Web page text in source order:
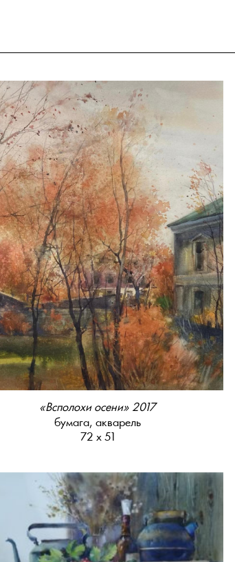
«Всполохи осени» 2017
бумага, акварель
72 х 51